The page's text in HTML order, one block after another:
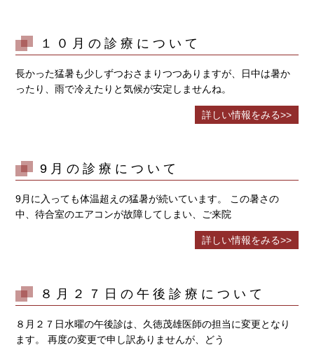
１０月の診療について
長かった猛暑も少しずつおさまりつつありますが、日中は暑か
ったり、雨で冷えたりと気候が安定しませんね。
詳しい情報をみる>>
9月の診療について
9月に入っても体温超えの猛暑が続いています。 この暑さの
中、待合室のエアコンが故障してしまい、ご来院
詳しい情報をみる>>
８月２７日の午後診療について
８月２７日水曜の午後診は、久徳茂雄医師の担当に変更となり
ます。 再度の変更で申し訳ありませんが、どう